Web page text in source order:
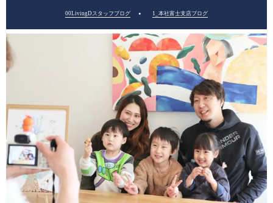
00LivingDスタッフブログ 1_本社富士支店ブログ